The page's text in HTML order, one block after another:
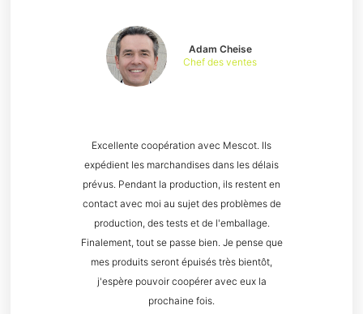
Excellente coopération avec Mescot. Ils
expédient les marchandises dans les délais
prévus. Pendant la production, ils restent en
contact avec moi au sujet des problèmes de
production, des tests et de l'emballage.
Finalement, tout se passe bien. Je pense que
mes produits seront épuisés très bientôt,
j'espère pouvoir coopérer avec eux la
prochaine fois.
Adam Cheise
Chef des ventes